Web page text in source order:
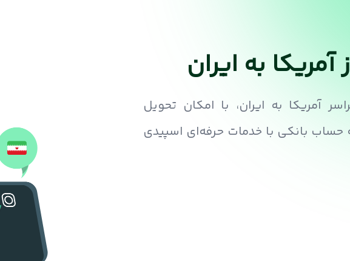
به ایران
آمریکا به ایران، با امکان تحویل
حساب بانکی با خدمات حرفه‌ای اسپیدی